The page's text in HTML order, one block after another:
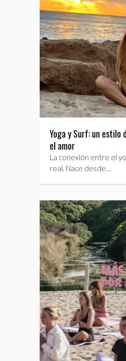
Yoga y Surf: un estilo
el amor
La conexión entre el
real. Nace desde…